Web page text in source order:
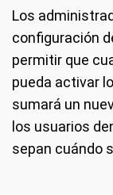
Los
configuración
permitir que
pueda activar
sumará un
los usuarios
sepan cuándo